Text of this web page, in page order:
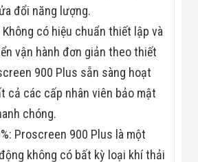
đổi năng lượng.
Không có hiệu chuẩn thiết lập và
vận hành đơn giản theo thiết
900 Plus sẵn sàng hoạt
cả các cấp nhân viên bảo mật
chóng.
Proscreen 900 Plus là một
không có bất kỳ loại khí thải